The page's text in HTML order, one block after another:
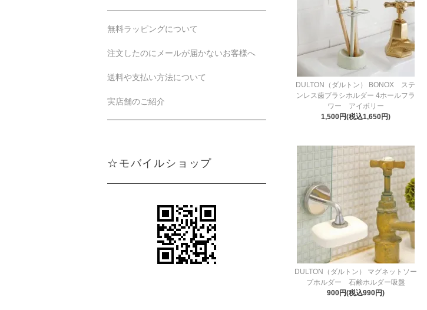
DULTON（ダルトン） BONOX ステ
ンレス歯ブラシホルダー 4ホールフラ
ワー アイボリー
1,500円(税込1,650円)
DULTON（ダルトン） マグネットソー
プホルダー 石鹸ホルダー吸盤
900円(税込990円)
無料ラッピングについて
注文したのにメールが届かないお客様へ
送料や支払い方法について
実店舗のご紹介
☆モバイルショップ